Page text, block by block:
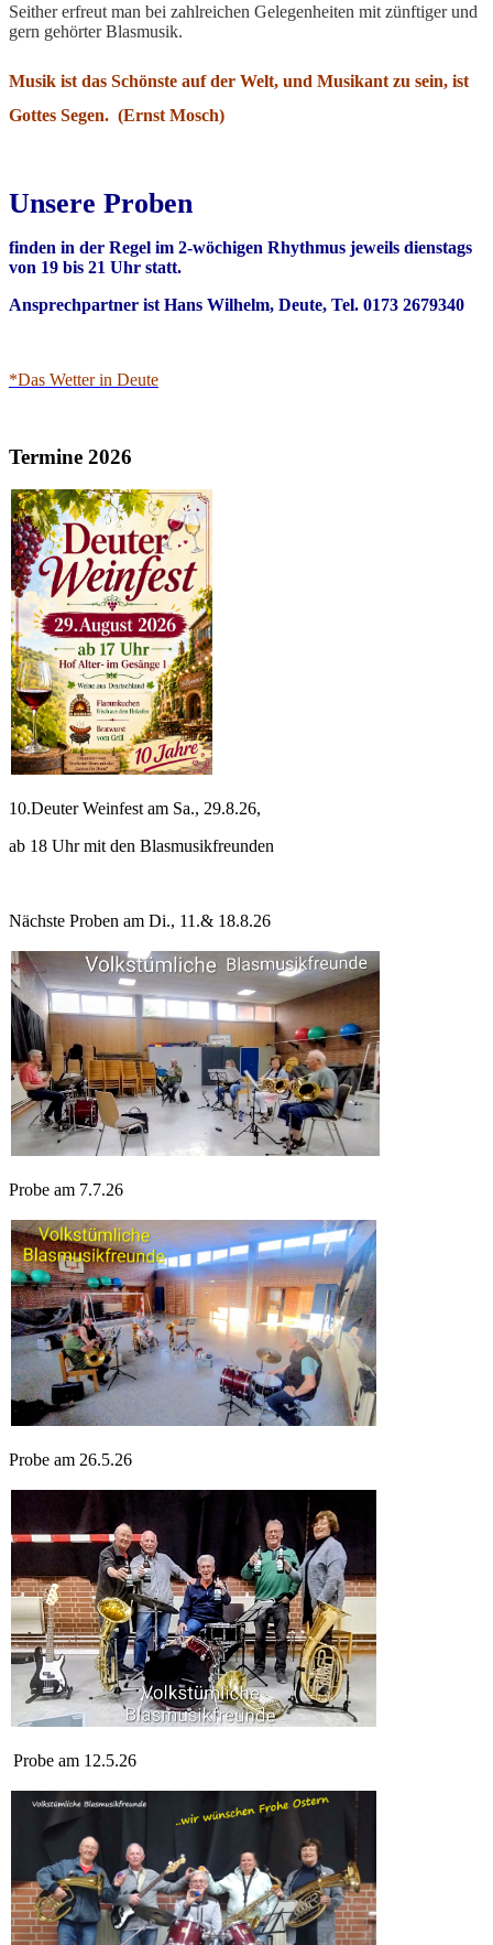
Seither erfreut man bei zahlreichen Gelegenheiten mit zünftiger und
gern gehörter Blasmusik.
Musik ist das Schönste auf der Welt, und Musikant zu sein, ist
Gottes Segen. (Ernst Mosch)
Unsere Proben
finden in der Regel im 2-wöchigen Rhythmus jeweils dienstags
von 19 bis 21 Uhr statt.
Ansprechpartner ist Hans Wilhelm, Deute, Tel. 0173 2679340
*Das Wetter in Deute
Termine 2026
10.Deuter Weinfest am Sa., 29.8.26,
ab 18 Uhr mit den Blasmusikfreunden
Nächste Proben am Di., 11.& 18.8.26
Probe am 7.7.26
Probe am 26.5.26
Probe am 12.5.26